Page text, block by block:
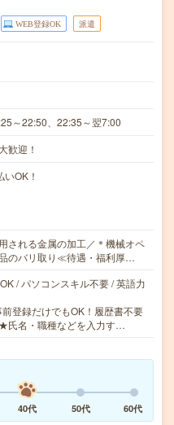
WEB登録OK 派遣
～22:50、22:35～翌7:00
歓迎！
OK！
される金属の加工／＊機械オペ
のバリ取り≪待遇・福利厚…
/ パソコンスキル不要 / 英語力
登録だけでもOK！履歴書不要
氏名・職種などを入力す…
40代 50代 60代